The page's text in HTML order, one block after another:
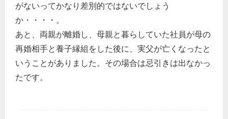
がないってかなり差別的ではないでしょう
か・・・・。
あと、両親が離婚し、母親と暮らしていた社員が母の
再婚相手と養子縁組をした後に、実父が亡くなったと
いうことがありました。その場合は忌引きは出なかっ
たです。